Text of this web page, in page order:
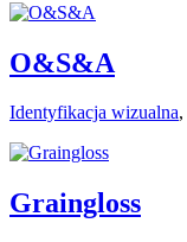
O&S&A
Identyfikacja wizualna,
Graingloss